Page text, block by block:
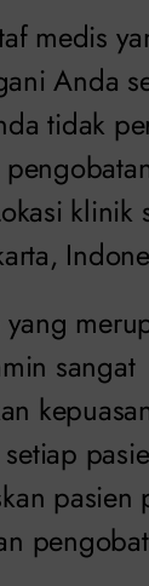
medis
Anda
tidak
klinik
sangat
pasien